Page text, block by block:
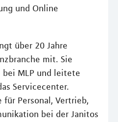
und Online
über 20 Jahre
mit. Sie
MLP und leitete
Servicecenter.
Personal, Vertrieb,
bei der Janitos